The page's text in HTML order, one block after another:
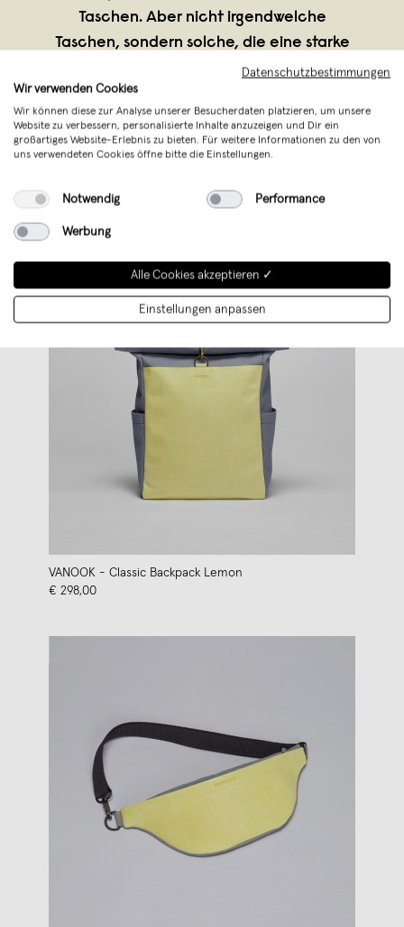
Taschen. Aber nicht irgendwelche
Taschen, sondern solche, die eine starke
Handschrift zeichnet, deren Style aber
unverkennbar unaufdringlich bleibt.
Wichtig neben der klar...
Weiterlesen
VANOOK - Classic Backpack Lemon
€ 298,00
Datenschutzbestimmungen
Wir verwenden Cookies
Wir können diese zur Analyse unserer Besucherdaten platzieren, um unsere
Website zu verbessern, personalisierte Inhalte anzuzeigen und Dir ein
großartiges Website-Erlebnis zu bieten. Für weitere Informationen zu den von
uns verwendeten Cookies öffne bitte die Einstellungen.
Notwendig Performance
Werbung
Alle Cookies akzeptieren ✓
Einstellungen anpassen